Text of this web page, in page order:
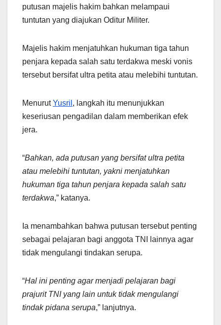
putusan majelis hakim bahkan melampaui
tuntutan yang diajukan Oditur Militer.
Majelis hakim menjatuhkan hukuman tiga tahun
penjara kepada salah satu terdakwa meski vonis
tersebut bersifat ultra petita atau melebihi tuntutan.
MenurutYusril , langkah itu menunjukkan
keseriusan pengadilan dalam memberikan efek
jera.
“Bahkan, ada putusan yang bersifat ultra petita
atau melebihi tuntutan, yakni menjatuhkan
hukuman tiga tahun penjara kepada salah satu
terdakwa,” katanya.
Ia menambahkan bahwa putusan tersebut penting
sebagai pelajaran bagi anggota TNI lainnya agar
tidak mengulangi tindakan serupa.
“Hal ini penting agar menjadi pelajaran bagi
prajurit TNI yang lain untuk tidak mengulangi
tindak pidana serupa,” lanjutnya.